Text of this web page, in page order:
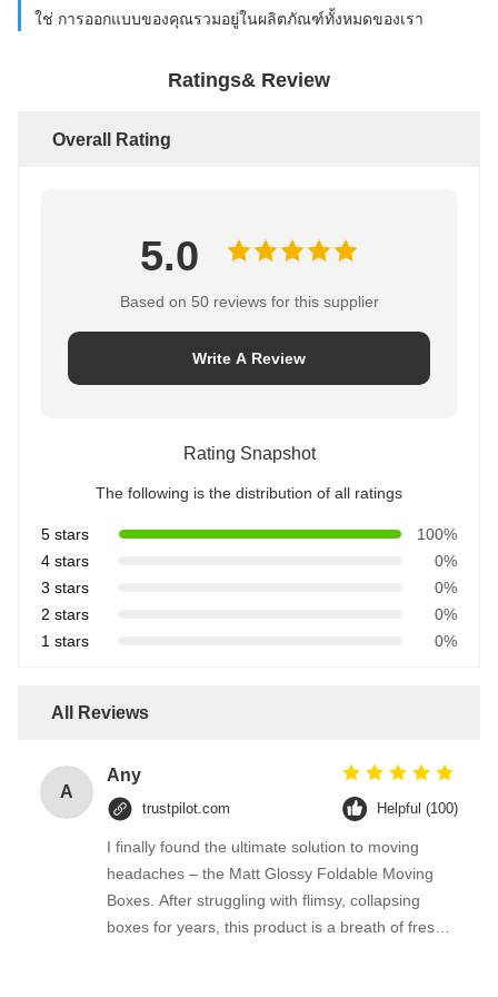
ใช่ การออกแบบของคุณรวมอยู่ในผลิตภัณฑ์ทั้งหมดของเรา
Ratings& Review
Overall Rating
5.0
Based on 50 reviews for this supplier
Write A Review
Rating Snapshot
The following is the distribution of all ratings
5 stars
100%
4 stars
0%
3 stars
0%
2 stars
0%
1 stars
0%
All Reviews
A
Any
trustpilot.com Helpful (100)
I finally found the ultimate solution to moving
headaches – the Matt Glossy Foldable Moving
Boxes. After struggling with flimsy, collapsing
boxes for years, this product is a breath of fresh